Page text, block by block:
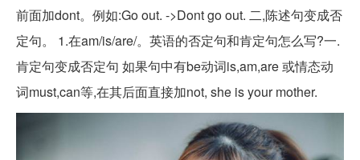
前面加dont。例如:Go out. ->Dont go out. 二,陈述句变成否
定句。 1.在am/is/are/。英语的否定句和肯定句怎么写?一.
肯定句变成否定句 如果句中有be动词is,am,are 或情态动
词must,can等,在其后面直接加not, she is your mother.